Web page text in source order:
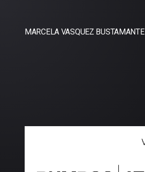
MARCELA VASQUEZ BUSTAMANTE